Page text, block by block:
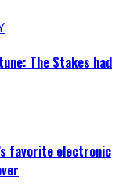
The Stakes had
favorite electronic